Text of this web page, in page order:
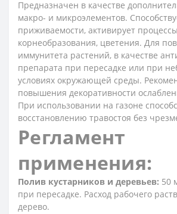
Предназначен в качестве
макро- и микроэлементов.
приживаемости, активирует
корнеобразования, цветения. Для
иммунитета растений, в качестве
препарата при пересадке или при
условиях окружающей среды.
повышения декоративности
При использовании на газоне
восстановлению травостоя без
Регламент
применения:
Полив кустарников и деревьев: 50
при пересадке. Расход рабочего
дерево.